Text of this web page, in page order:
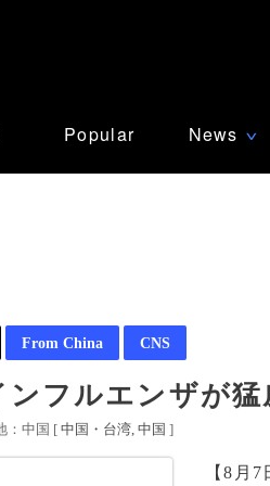
Popular News ∨
From China CNS
ンフルエンザが
：中国 [ 中国・台湾 中国 ]
【8月